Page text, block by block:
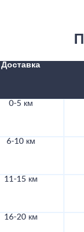
Доставка
0-5 км
6-10 км
11-15 км
16-20 км